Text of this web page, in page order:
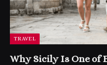
TRAVEL
Why Sicily Is One of